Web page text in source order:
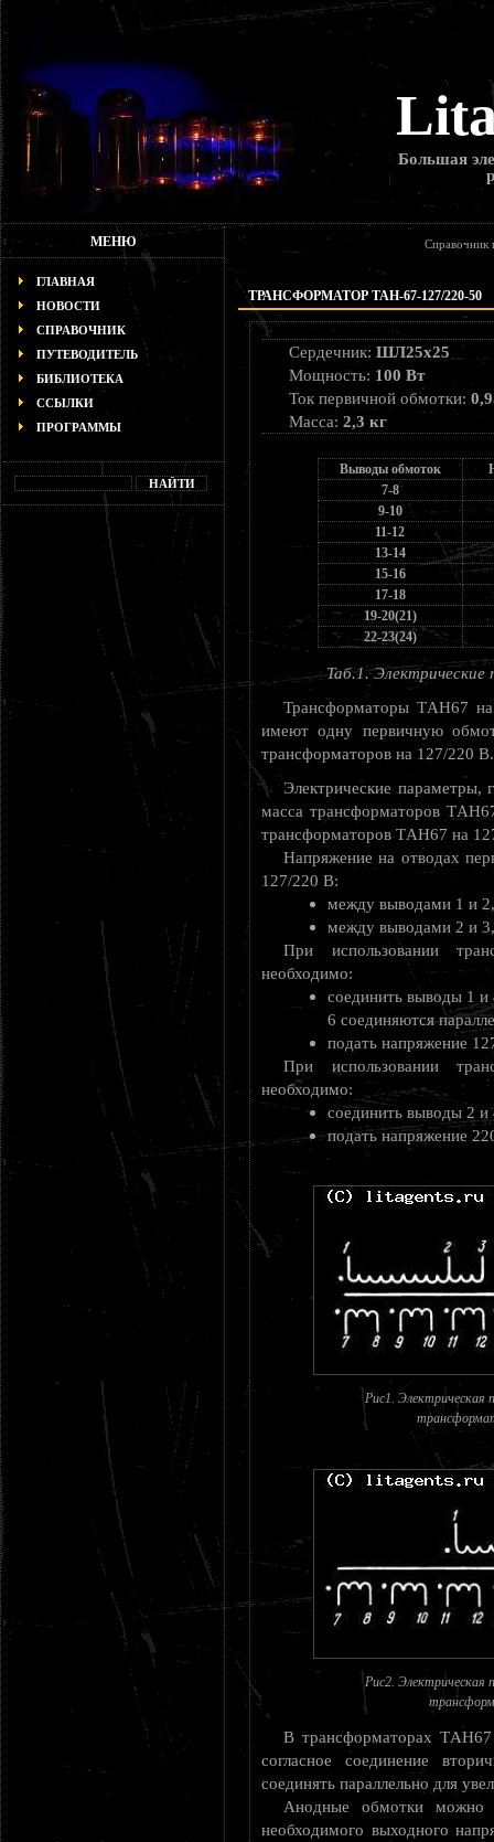
Большая
МЕНЮ
ГЛАВНАЯ
НОВОСТИ
СПРАВОЧНИК
ПУТЕВОДИТЕЛЬ
БИБЛИОТЕКА
ССЫЛКИ
ПРОГРАММЫ
Справочник
ТРАНСФОРМАТОР ТАН-67-127/220-50
Сердечник: ШЛ25х25
Мощность: 100 Вт
Ток первичной обмотки:
Масса: 2,3 кг
Выводы обмоток
7-8
9-10
11-12
13-14
15-16
17-18
19-20(21)
22-23(24)
Таб.1.
Трансформаторы ТAН67
имеют одну первичную
трансформаторов на 127/220 В.
Электрические параметры,
масса трансформаторов
трансформаторов ТAН67 на
Напряжение на отводах
127/220 В:
между выводами 1 и
между выводами 2 и
При использовании
необходимо:
соединить выводы 1
6 соединяются
подать напряжение
При использовании
необходимо:
соединить выводы 2 и
подать напряжение
Рис1. Электрическая
Рис2. Электрическая
В трансформаторах ТAН67
согласное соединение
соединять параллельно для
Анодные обмотки можно
необходимого выходного